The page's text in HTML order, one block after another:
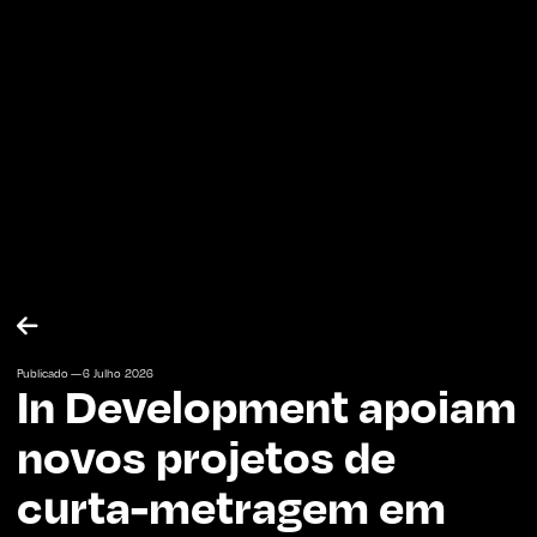

Publicado —6 Julho 2026
In Development apoiam
novos projetos de
curta-metragem em